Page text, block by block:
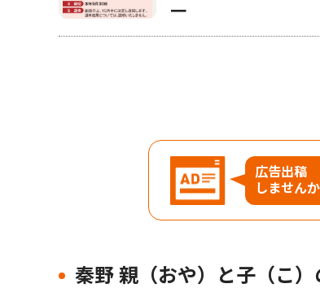
一
広告出稿
しません
秦野 親（おや）と子（こ